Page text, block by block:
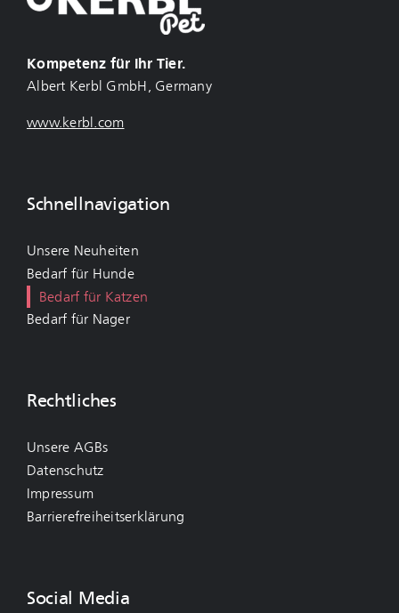
Kompetenz für Ihr Tier.
Albert Kerbl GmbH, Germany
www.kerbl.com
Schnellnavigation
Unsere Neuheiten
Bedarf für Hunde
Bedarf für Katzen
Bedarf für Nager
Rechtliches
Unsere AGBs
Datenschutz
Impressum
Barrierefreiheitserklärung
Social Media